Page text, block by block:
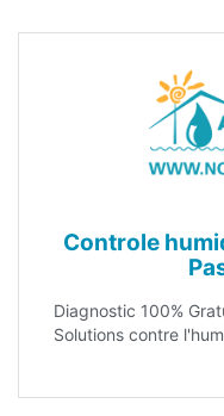
Controle
Diagnostic 100%
Solutions contre